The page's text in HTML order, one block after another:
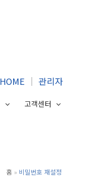
HOME │ 관리자
고객센터
홈 비밀번호 재설정